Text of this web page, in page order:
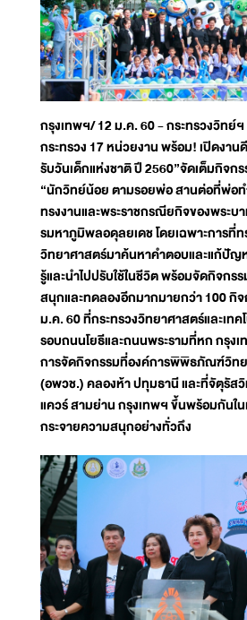
กรุงเทพฯ/ 12 ม.ค. 60 - กระทรวงวิทย์ฯ
กระทรวง 17 หน่วยงาน พร้อม! เปิดงา
รับวันเด็กแห่งชาติ ปี 2560”จัดเต็มกิจ
“นักวิทย์น้อย ตามรอยพ่อ สานต่อที่พ่อ
ทรงงานและพระราชกรณียกิจของพระบ
รมหาภูมิพลอดุลยเดช โดยเฉพาะการที่
วิทยาศาสตร์มาค้นหาคำตอบและแก้ปัญห
รู้และนำไปปรับใช้ในชีวิต พร้อมจัดกิจกร
สนุกและทดลองอีกมากมายกว่า 100 กิ
ม.ค. 60 ที่กระทรวงวิทยาศาสตร์และเทค
รอบถนนโยธีและถนนพระรามที่หก กรุง
การจัดกิจกรรมที่องค์การพิพิธภัณฑ์วิท
(อพวช.) คลองห้า ปทุมธานี และที่จัตุรัส
แควร์ สามย่าน กรุงเทพฯ ขึ้นพร้อมกันใ
กระจายความสนุกอย่างทั่วถึง